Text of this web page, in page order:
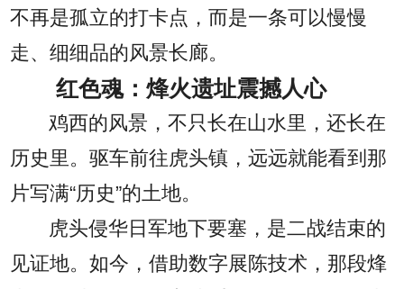
不再是孤立的打卡点，而是一条可以慢慢
走、细细品的风景长廊。
红色魂：烽火遗址震撼人心
鸡西的风景，不只长在山水里，还长在
历史里。驱车前往虎头镇，远远就能看到那
片写满“历史”的土地。
虎头侵华日军地下要塞，是二战结束的
见证地。如今，借助数字展陈技术，那段烽